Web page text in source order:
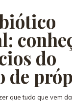
do
de
que tudo que vem